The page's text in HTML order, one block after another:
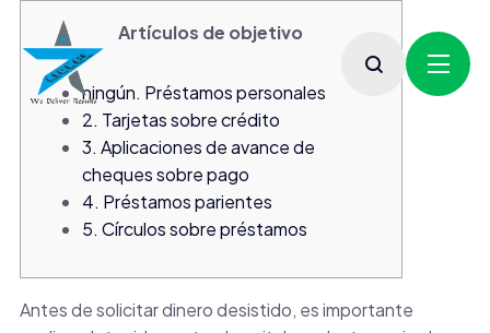
Artículos de objetivo
ningún. Préstamos personales
2. Tarjetas sobre crédito
3. Aplicaciones de avance de
cheques sobre pago
4. Préstamos parientes
5. Círculos sobre préstamos
Antes de solicitar dinero desistido, es importante